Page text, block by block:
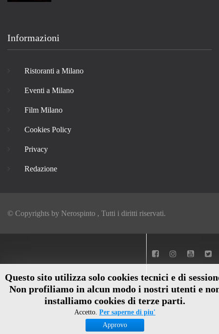
Questo sito utilizza solo cookies tecnici e di
Non profiliamo in alcun modo i nostri utenti e
installiamo cookies di terze parti.
Accetto. Per saperne di piu'
Approvo
Informazioni
Ristoranti a Milano
Eventi a Milano
Film Milano
Cookies Policy
Privacy
Redazione
© Copyrights by Nerospinto , Tutti i diritti riservati.